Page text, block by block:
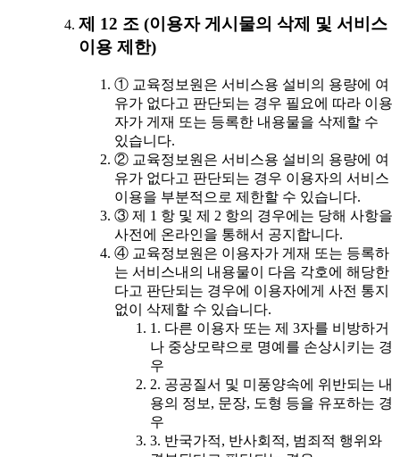
제 12 조 (이용자 게시물의 삭제 및 서비스
이용 제한)
① 교육정보원은 서비스용 설비의 용량에 여
유가 없다고 판단되는 경우 필요에 따라 이용
자가 게재 또는 등록한 내용물을 삭제할 수
있습니다.
② 교육정보원은 서비스용 설비의 용량에 여
유가 없다고 판단되는 경우 이용자의 서비스
이용을 부분적으로 제한할 수 있습니다.
③ 제 1 항 및 제 2 항의 경우에는 당해 사항을
사전에 온라인을 통해서 공지합니다.
④ 교육정보원은 이용자가 게재 또는 등록하
는 서비스내의 내용물이 다음 각호에 해당한
다고 판단되는 경우에 이용자에게 사전 통지
없이 삭제할 수 있습니다.
1. 다른 이용자 또는 제 3자를 비방하거
나 중상모략으로 명예를 손상시키는 경
우
2. 공공질서 및 미풍양속에 위반되는 내
용의 정보, 문장, 도형 등을 유포하는 경
우
3. 반국가적, 반사회적, 범죄적 행위와